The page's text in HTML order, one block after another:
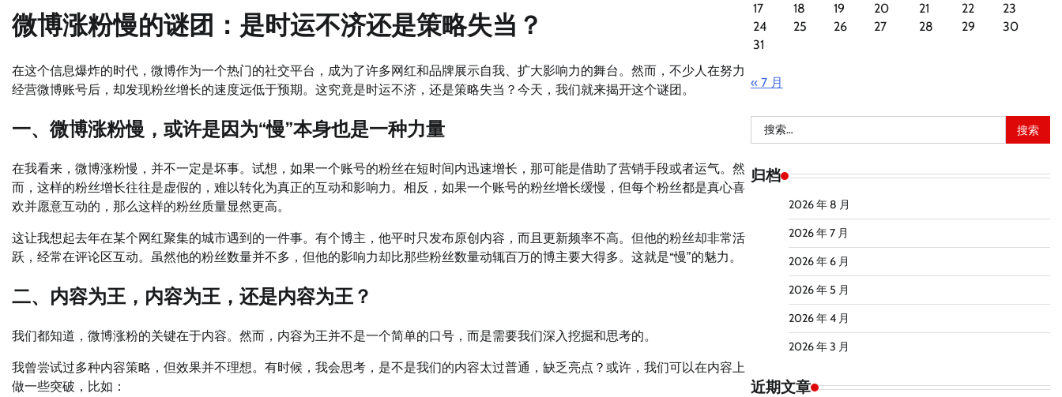
微博涨粉慢的谜团：是时运不济还是策略失当？
在这个信息爆炸的时代，微博作为一个热门的社交平台，成为了许多网红和品牌展示自我、扩大影响力的舞台。然而，不少人在努力
经营微博账号后，却发现粉丝增长的速度远低于预期。这究竟是时运不济，还是策略失当？今天，我们就来揭开这个谜团。
一、微博涨粉慢，或许是因为“慢”本身也是一种力量
在我看来，微博涨粉慢，并不一定是坏事。试想，如果一个账号的粉丝在短时间内迅速增长，那可能是借助了营销手段或者运气。然
而，这样的粉丝增长往往是虚假的，难以转化为真正的互动和影响力。相反，如果一个账号的粉丝增长缓慢，但每个粉丝都是真心喜
欢并愿意互动的，那么这样的粉丝质量显然更高。
这让我想起去年在某个网红聚集的城市遇到的一件事。有个博主，他平时只发布原创内容，而且更新频率不高。但他的粉丝却非常活
跃，经常在评论区互动。虽然他的粉丝数量并不多，但他的影响力却比那些粉丝数量动辄百万的博主要大得多。这就是“慢”的魅力。
二、内容为王，内容为王，还是内容为王？
我们都知道，微博涨粉的关键在于内容。然而，内容为王并不是一个简单的口号，而是需要我们深入挖掘和思考的。
我曾尝试过多种内容策略，但效果并不理想。有时候，我会思考，是不是我们的内容太过普通，缺乏亮点？或许，我们可以在内容上
做一些突破，比如：
17
18 19 20 21 22
23
24
25 26 27 28 29
30
31
« 7 月
索：
归档
2026 年 8 月
2026 年 7 月
2026 年 6 月
2026 年 5 月
2026 年 4 月
2026 年 3 月
近期文章